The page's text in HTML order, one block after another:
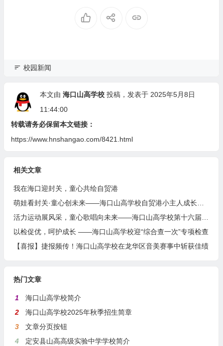
校园新闻
本文由 海口山高学校 投稿，发表于 2025年5月8日
11:44:00
转载请务必保留本文链接：
https://www.hnshangao.com/8421.html
相关文章
我在海口迎封关，童心共绘自贸港
萌娃看封关·童心创未来——海口山高学校自贸港小主人成长计划
活力运动展风采，童心歌唱向未来——海口山高学校第十六届田径运动会暨艺术周盛大开幕
以检促优，呵护成长 ——海口山高学校迎“综合查一次”专项检查
【喜报】捷报频传！海口山高学校在龙华区音美赛事中斩获佳绩
热门文章
1
海口山高学校简介
2
海口山高学校2025年秋季招生简章
3
文章分页按钮
4
定安县山高高级实验中学学校简介